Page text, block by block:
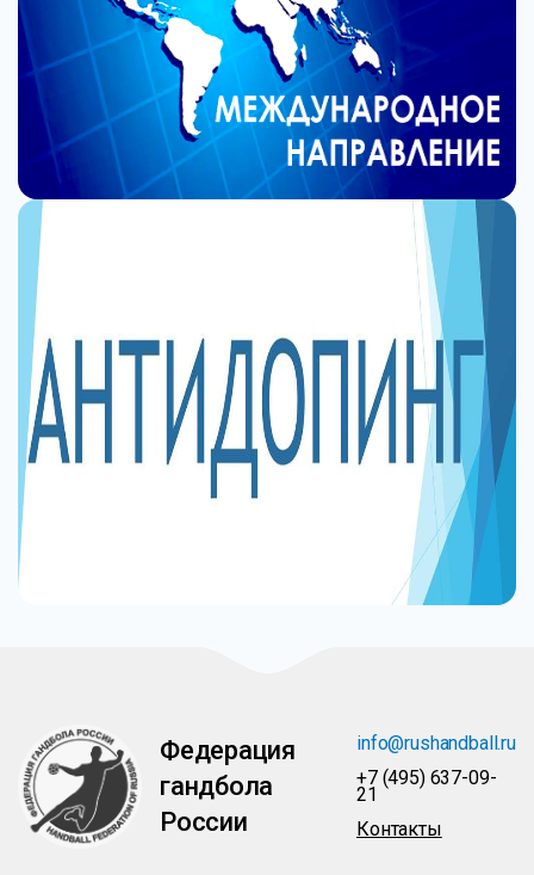
Федерация
гандбола
России
info@rushandball.ru
+7 (495) 637-09-
21
Контакты